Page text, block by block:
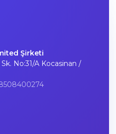
Şirketi
No:31/A Kocasinan /